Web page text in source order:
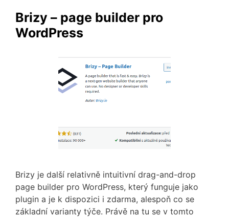
Brizy – page builder pro
WordPress
Brizy je další relativně intuitivní drag-and-drop
page builder pro WordPress, který funguje jako
plugin a je k dispozici i zdarma, alespoň co se
základní varianty týče. Právě na tu se v tomto